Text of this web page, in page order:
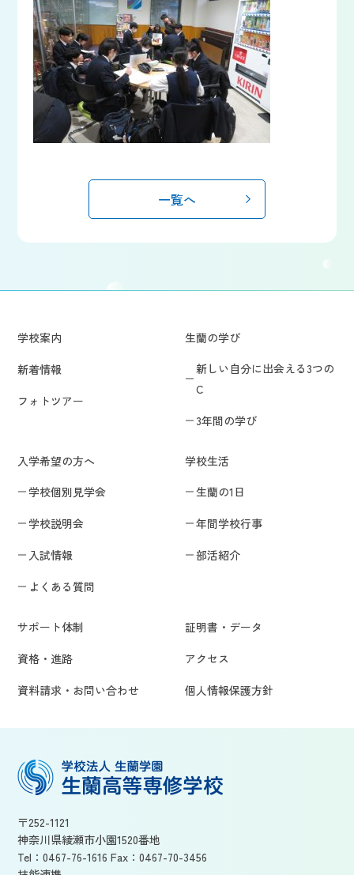
一覧へ
学校案内
新着情報
フォトツアー
生蘭の学び
新しい自分に出会える3つの
C
3年間の学び
入学希望の方へ
学校個別見学会
学校説明会
入試情報
よくある質問
学校生活
生蘭の1日
年間学校行事
部活紹介
サポート体制
資格・進路
資料請求・お問い合わせ
証明書・データ
アクセス
個人情報保護方針
〒252-1121
神奈川県綾瀬市小園1520番地
Tel： 0467-76-1616 Fax： 0467-70-3456